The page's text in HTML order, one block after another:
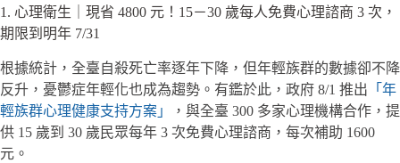
1. 心理衛生｜現省 4800 元！15－30 歲每人免費心理諮商 3 次，
期限到明年 7/31
根據統計，全臺自殺死亡率逐年下降，但年輕族群的數據卻不降
反升，憂鬱症年輕化也成為趨勢。有鑑於此，政府 8/1 推出 「年
輕族群心理健康支持方案」
，與全臺 300 多家心理機構合作，提
供 15 歲到 30 歲民眾每年 3 次免費心理諮商，每次補助 1600
元。